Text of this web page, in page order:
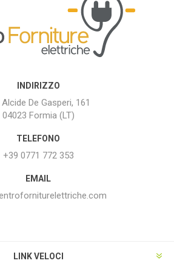
INDIRIZZO
De Gasperi, 161
04023 Formia (LT)
TELEFONO
+39 0771 772 353
EMAIL
LINK VELOCI